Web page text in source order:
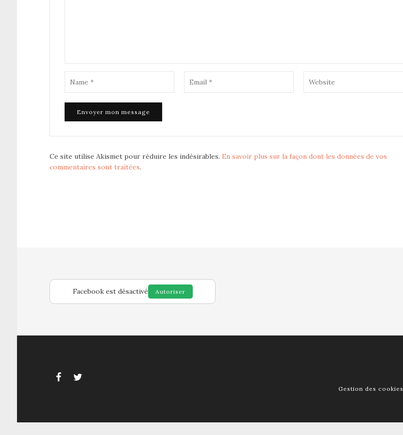
Ce site utilise Akismet pour réduire les indésirables. En savoir plus sur la façon dont les données de vos
commentaires sont traitées.
Facebook est désactivé Autoriser
Gestion des cookies